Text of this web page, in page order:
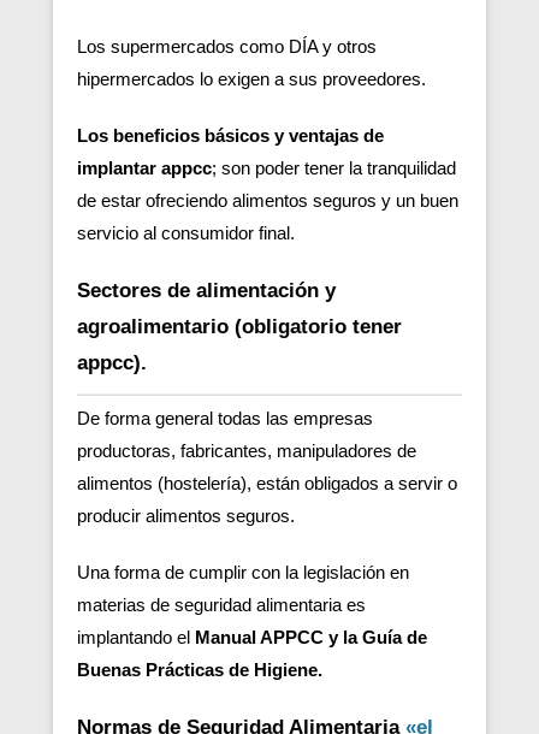
Los supermercados como DÍA y otros
hipermercados lo exigen a sus proveedores.
Los beneficios básicos y ventajas de
implantar appcc; son poder tener la tranquilidad
de estar ofreciendo alimentos seguros y un buen
servicio al consumidor final.
Sectores de alimentación y
agroalimentario (obligatorio tener
appcc).
De forma general todas las empresas
productoras, fabricantes, manipuladores de
alimentos (hostelería), están obligados a servir o
producir alimentos seguros.
Una forma de cumplir con la legislación en
materias de seguridad alimentaria es
implantando el Manual APPCC y la Guía de
Buenas Prácticas de Higiene.
Normas de Seguridad Alimentaria «el